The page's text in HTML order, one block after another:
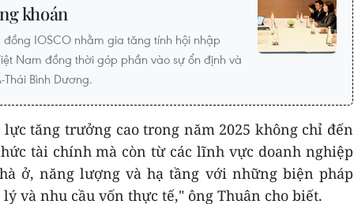
khoán
IOSCO nhằm gia tăng tính hội nhập
Nam đồng thời góp phần vào sự ổn định và
Bình Dương.
lực tăng trưởng cao trong năm 2025 không chỉ đến
tài chính mà còn từ các lĩnh vực doanh nghiệp
ở, năng lượng và hạ tầng với những biện pháp
và nhu cầu vốn thực tế," ông Thuân cho biết.